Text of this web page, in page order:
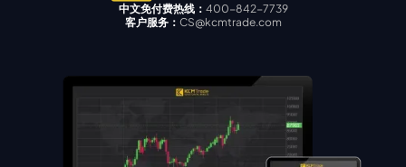
中文免付费热线： 400-842-7739
客户服务： CS@kcmtrade.com